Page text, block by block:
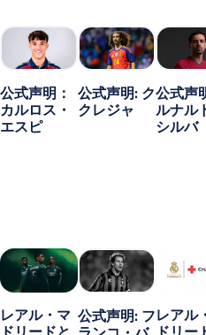
公式声明：
カルロス・
エスピ
公式声明: ク
クレジャ
公式声
ルナル
シルバ
レアル・マ
ドリードと
公式声明: フレアル
ドリー